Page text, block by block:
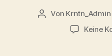
Beitragsautor
Von Krntn_Admin
Keine